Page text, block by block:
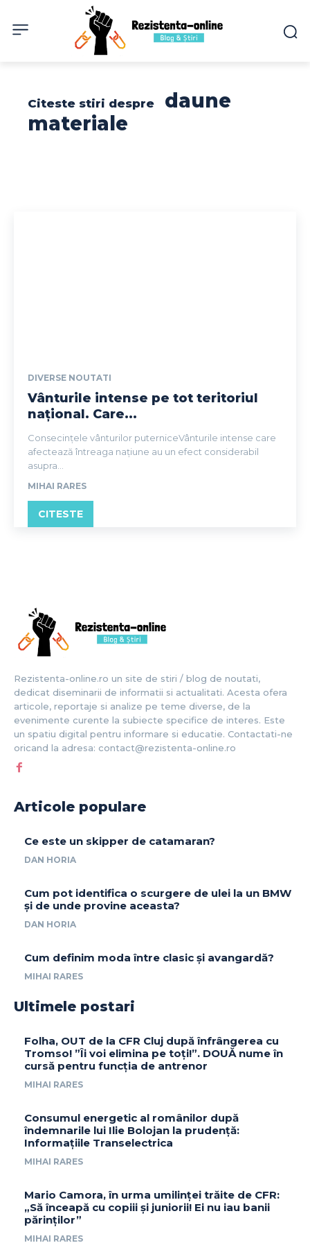
Citeste stiri despre
daune
materiale
DIVERSE NOUTATI
Vânturile intense pe tot teritoriul
național. Care...
Consecințele vânturilor puterniceVânturile intense care
afectează întreaga națiune au un efect considerabil
asupra...
MIHAI RARES
CITESTE
Rezistenta-online.ro un site de stiri / blog de noutati,
dedicat diseminarii de informatii si actualitati. Acesta ofera
articole, reportaje si analize pe teme diverse, de la
evenimente curente la subiecte specifice de interes. Este
un spatiu digital pentru informare si educatie. Contactati-ne
oricand la adresa: contact@rezistenta-online.ro
Articole populare
Ce este un skipper de catamaran?
DAN HORIA
Cum pot identifica o scurgere de ulei la un BMW
și de unde provine aceasta?
DAN HORIA
Cum definim moda între clasic și avangardă?
MIHAI RARES
Ultimele postari
Folha, OUT de la CFR Cluj după înfrângerea cu
Tromso! ”Îi voi elimina pe toți!”. DOUĂ nume în
cursă pentru funcția de antrenor
MIHAI RARES
Consumul energetic al românilor după
îndemnarile lui Ilie Bolojan la prudență:
Informațiile Transelectrica
MIHAI RARES
Mario Camora, în urma umilinței trăite de CFR:
„Să înceapă cu copiii și juniorii! Ei nu iau banii
părinților”
MIHAI RARES